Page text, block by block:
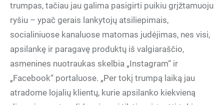
trumpas, tačiau jau galima pasigirti puikiu grįžtamuoju
ryšiu – ypač gerais lankytojų atsiliepimais,
socialiniuose kanaluose matomas judėjimas, nes visi,
apsilankę ir paragavę produktų iš valgiaraščio,
asmenines nuotraukas skelbia „Instagram“ ir
„Facebook“ portaluose. „Per tokį trumpą laiką jau
atradome lojalių klientų, kurie apsilanko kiekvieną